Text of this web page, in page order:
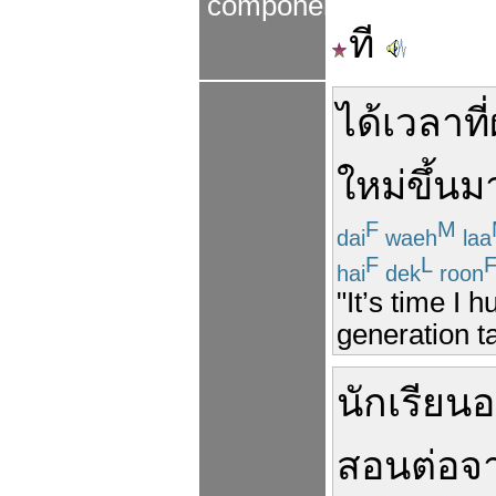
ที
ได้เวลาที่
ใหม่ขึ้นม
daiF waehM laa
haiF dekL roonF
"It’s time I
generation
นักเรียน
สอนต่อจ